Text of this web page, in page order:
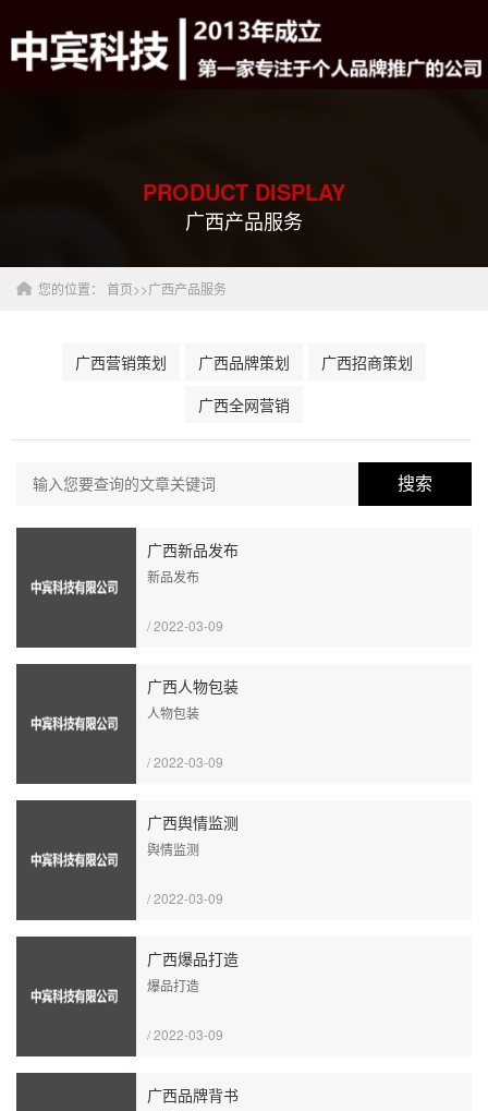
PRODUCT DISPLAY
广西产品服务
您的位置： 首页>>广西产品服务
广西营销策划 广西品牌策划
广西招商策划
广西全网营销
搜索
广西新品发布
新品发布
/ 2022-03-09
广西人物包装
人物包装
/ 2022-03-09
广西舆情监测
舆情监测
/ 2022-03-09
广西爆品打造
爆品打造
/ 2022-03-09
广西品牌背书